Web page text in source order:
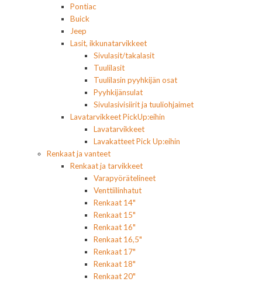
Pontiac
Buick
Jeep
Lasit, ikkunatarvikkeet
Sivulasit/takalasit
Tuulilasit
Tuulilasin pyyhkijän osat
Pyyhkijänsulat
Sivulasivisiirit ja tuuliohjaimet
Lavatarvikkeet PickUp:eihin
Lavatarvikkeet
Lavakatteet Pick Up:eihin
Renkaat ja vanteet
Renkaat ja tarvikkeet
Varapyörätelineet
Venttiilinhatut
Renkaat 14"
Renkaat 15"
Renkaat 16"
Renkaat 16,5"
Renkaat 17"
Renkaat 18"
Renkaat 20"